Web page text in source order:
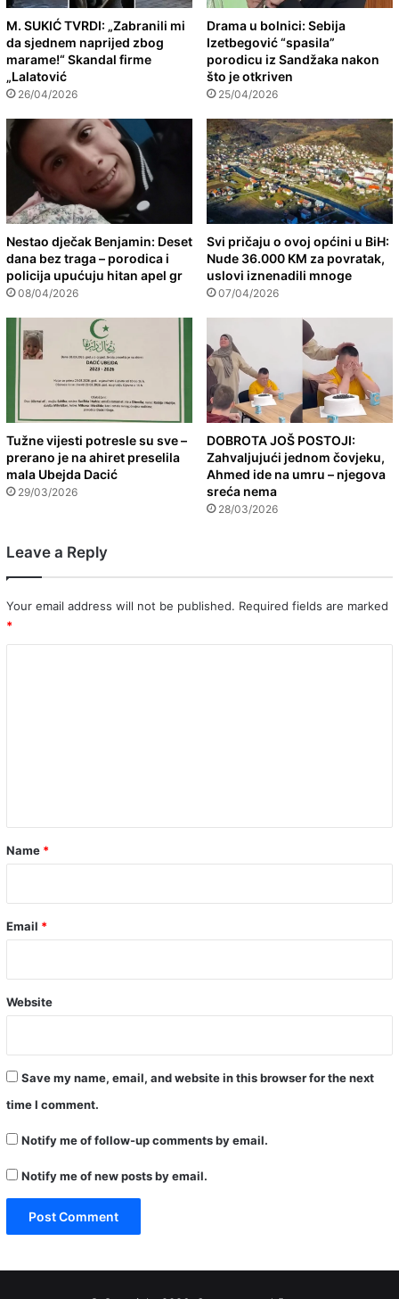
M. SUKIĆ TVRDI: „Zabranili mi
da sjednem naprijed zbog
marame!“ Skandal firme
„Lalatović
26/04/2026
Drama u bolnici: Sebija
Izetbegović “spasila”
porodicu iz Sandžaka nakon
što je otkriven
25/04/2026
Nestao dječak Benjamin: Deset
dana bez traga – porodica i
policija upućuju hitan apel gr
08/04/2026
Svi pričaju o ovoj općini u BiH:
Nude 36.000 KM za povratak,
uslovi iznenadili mnoge
07/04/2026
Tužne vijesti potresle su sve –
prerano je na ahiret preselila
mala Ubejda Dacić
29/03/2026
DOBROTA JOŠ POSTOJI:
Zahvaljujući jednom čovjeku,
Ahmed ide na umru – njegova
sreća nema
28/03/2026
Leave a Reply
Your email address will not be published. Required fields are marked
*
*
Name *
Email *
Website
Save my name, email, and website in this browser for the next
time I comment.
Notify me of follow-up comments by email.
Notify me of new posts by email.